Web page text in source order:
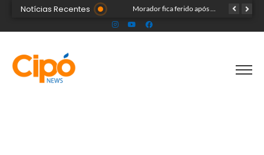
Notícias Recentes Após identificar falhas, MPAC monitora assistência a adultos com autismo em Cruzeiro